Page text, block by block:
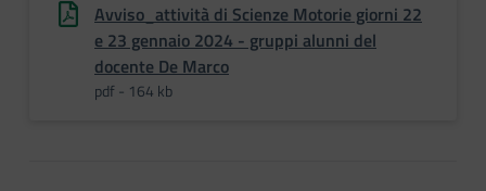
Avviso_attività di Scienze Motorie giorni 22
e 23 gennaio 2024 - gruppi alunni del
docente De Marco
pdf - 164 kb